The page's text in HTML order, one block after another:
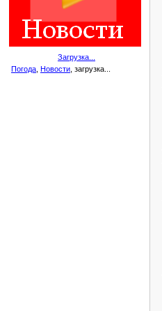
Загрузка...
Погода Новости , загрузка...